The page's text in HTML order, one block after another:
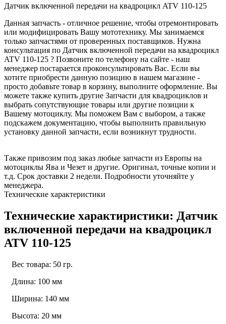
Датчик включенной передачи на квадроцикл ATV 110-125
Данная запчасть - отличное решение, чтобы отремонтировать
или модифицировать Вашу мототехнику. Мы занимаемся
только запчастями от проверенных поставщиков. Нужна
консультация по Датчик включенной передачи на квадроцикл
ATV 110-125 ? Позвоните по телефону на сайте - наш
менеджер постарается проконсультировать Вас. Если вы
хотите приобрести данную позицию в нашем магазине -
просто добавьте товар в корзину, выполните оформление. Вы
можете также купить другие Запчасти для квадроциклов и
выбрать сопутствующие товары или другие позиции к
Вашему мотоциклу. Мы поможем Вам с выбором, а также
подскажем документацию, чтобы выполнить правильную
установку данной запчасти, если возникнут трудности.
Также привозим под заказ любые запчасти из Европы на
мотоциклы Ява и Чезет и другие. Оригинал, точные копии и
т.д. Срок доставки 2 недели. Подробности уточняйте у
менеджера.
Технические характеристики
Технические характиристики: Датчик
включенной передачи на квадроцикл
ATV 110-125
Вес товара: 50 гр.
Длина: 100 мм
Ширина: 140 мм
Высота: 20 мм